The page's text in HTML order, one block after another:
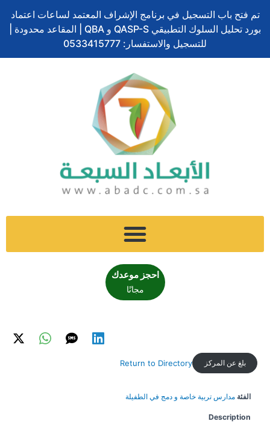
إلى
المحتوى
تم فتح باب التسجيل في برنامج الإشراف المعتمد لساعات اعتماد
بورد تحليل السلوك التطبيقي QASP-S و QBA | المقاعد محدودة |
للتسجيل والاستفسار: 0533415777
احجز موعدك
مجانًا
بلغ عن المركز Return to Directory
الفئة مدارس تربية خاصة و دمج في الطفيلة
Description